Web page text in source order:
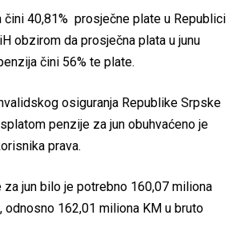
čini 40,81% prosječne plate u Republici
obzirom da prosječna plata u junu
čini 56% te plate.
osiguranja Republike Srpske
penzije za jun obuhvaćeno je
prava.
jun bilo je potrebno 160,07 miliona
odnosno 162,01 miliona KM u bruto